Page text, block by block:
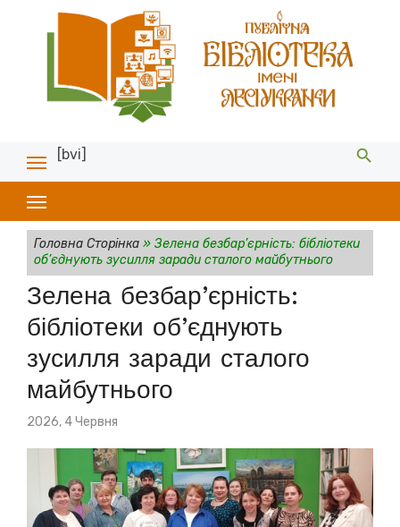
[bvi]
Головна Сторінка» Зелена безбар’єрність: бібліотеки
об’єднують зусилля заради сталого майбутнього
Зелена безбар’єрність:
бібліотеки об’єднують
зусилля заради сталого
майбутнього
Posted
2026, 4 Червня